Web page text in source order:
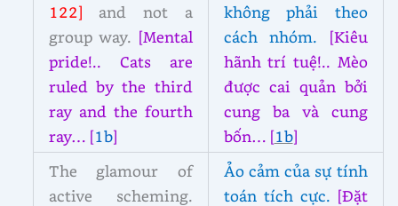
122] and not a
group way. [Mental
pride!.. Cats are
ruled by the third
ray and the fourth
ray… [1b]
không phải theo
cách nhóm. [Kiêu
hãnh trí tuệ!.. Mèo
được cai quản bởi
cung ba và cung
bốn… [1b]
The glamour of
active scheming.
Ảo cảm của sự tính
toán tích cực. [Đặt